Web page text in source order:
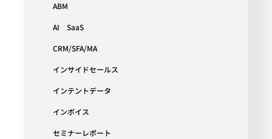
ABM
AI SaaS
CRM/SFA/MA
インサイドセールス
インテントデータ
インボイス
セミナーレポート